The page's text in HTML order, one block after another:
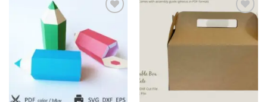
5
5
lista
de
deseos
Añadir
a la
de